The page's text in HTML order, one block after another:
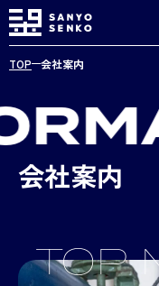
TOP 会社案内
会社案内
TOP